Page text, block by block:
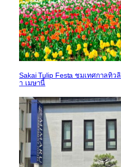
Sakai Tulip Festa ชมเทศกาลทิว
า เมษานี้